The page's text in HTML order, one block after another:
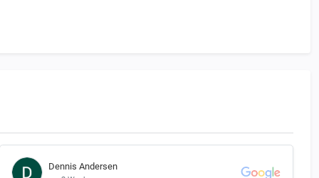
Dennis Andersen